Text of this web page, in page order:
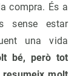
compra. És a
sense estar
una vida
bé, però tot